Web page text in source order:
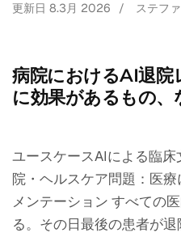
更新日 8.3月 2026 / ステフ
病院におけるAI退院
に効果があるもの、
ユースケースAIによる臨
院・ヘルスケア問題：医
メンテーション すべての
る。その日最後の患者が